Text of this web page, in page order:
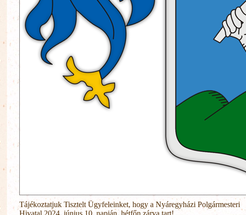
Tájékoztatjuk Tisztelt Ügyfeleinket, hogy a Nyáregyházi Polgármesteri
Hivatal 2024. június 10. napján, hétfőn zárva tart!